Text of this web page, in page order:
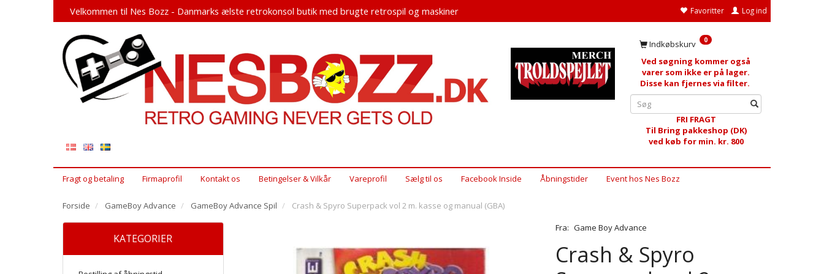
Favoritter Log ind
Velkommen til Nes Bozz - Danmarks ælste retrokonsol butik med brugte retrospil og maskiner
Indkøbskurv 0
Ved søgning kommer også
varer som ikke er på lager.
Disse kan fjernes via filter.
FRI FRAGT
Til Bring pakkeshop (DK)
ved køb for min. kr. 800
Fragt og betaling Firmaprofil Kontakt os Betingelser & Vilkår Vareprofil Sælg til os Facebook Inside Åbningstider Event hos Nes Bozz
Forside GameBoy Advance GameBoy Advance Spil Crash & Spyro Superpack vol 2 m. kasse og manual (GBA)
KATEGORIER
Fra: Game Boy Advance
Crash & Spyro